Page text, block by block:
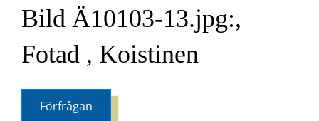
Bild Ä10103-13.jpg:,
Fotad , Koistinen
Förfrågan